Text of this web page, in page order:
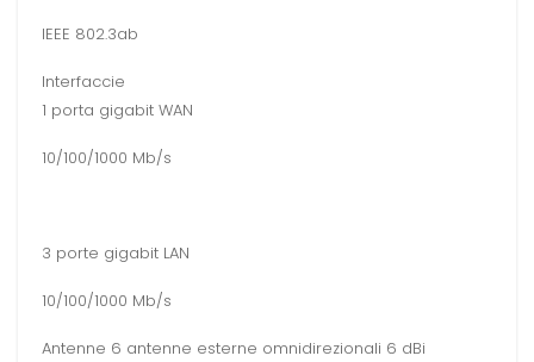
IEEE 802.3ab
Interfaccie
1 porta gigabit WAN
10/100/1000 Mb/s
3 porte gigabit LAN
10/100/1000 Mb/s
Antenne 6 antenne esterne omnidirezionali 6 dBi